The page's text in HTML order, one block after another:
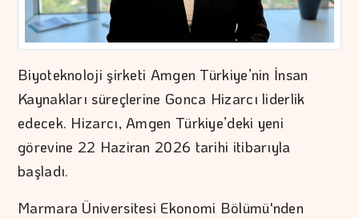
Biyoteknoloji şirketi Amgen Türkiye’nin İnsan
Kaynakları süreçlerine Gonca Hizarcı liderlik
edecek. Hizarcı, Amgen Türkiye’deki yeni
görevine 22 Haziran 2026 tarihi itibarıyla
başladı.
Marmara Üniversitesi Ekonomi Bölümü'nden